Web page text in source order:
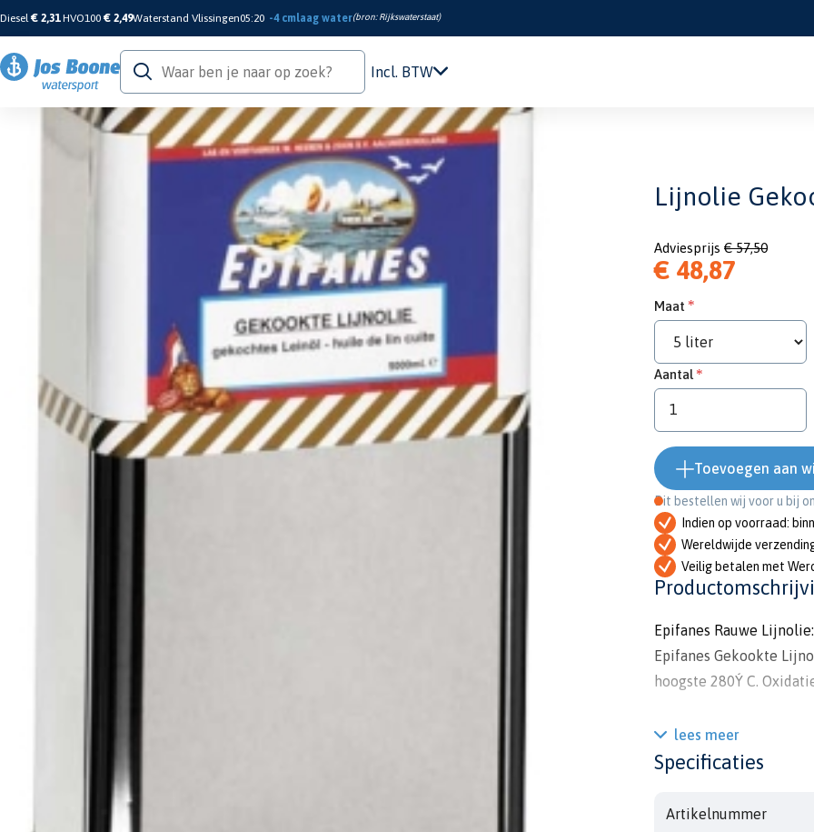
Diesel€ 2,31 HVO100 € 2,49Waterstand Vlissingen05:20 -4 cmlaag water(bron:Rijkswaterstaat)
Navigatie & Elektronica
Outlet
Incl. BTW
Verf & Onderhoud Aflak / Vernissen / Lijnolie Gekookt 5L
Lijnolie
Adviesprijs € 57,50
€ 48,87
Maat
Aantal
Toevoegen aan
Dit bestellen wij voor u bij
Indien op voorraad:
Wereldwijde
Veilig betalen met
Epifanes Rauwe
Epifanes Gekookte
hoogste 280Ý C.
Rauwe lijnolie:
wikkelen en patineren.
lees meer
Specificaties
Artikelnummer